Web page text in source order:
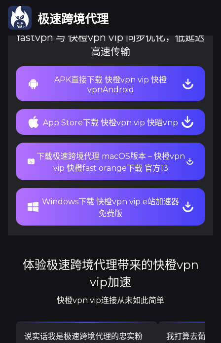
极速跨境代理
fastvpn 与 快橙vpn vip 同步优化，低延迟
高速传输
APK直接下载 快橙vpn vip 快橙
vpnAndroid
App Store下载 快橙vpn vip 快瞄vnp
下载极速跨境代理 macOS版本 – 快橙vpn
vip 快橙fast orange下载 官方13
Windows下载 快橙vpn vip e站加速器
免费版
体验极速跨境代理带来的快橙vpn
vip加速
快橙vpn vip连接从未如此简单
说实话我是极速跨境代理的忠实粉
我打算去葡萄